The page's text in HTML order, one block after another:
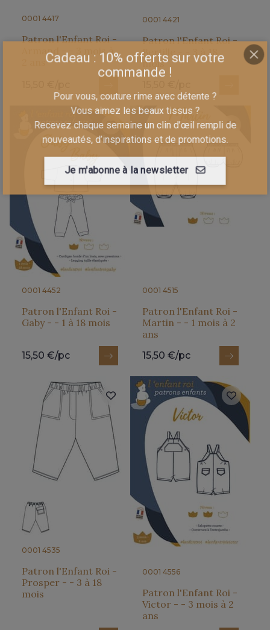
0001 4417
Patron l'Enfant Roi -
Armand - - 3 mois à
0001 4421
Patron l'Enfant Roi -
Bertille - - 3 à 18
mois
0001 4452
Patron l'Enfant Roi -
Gaby - - 1 à 18 mois
15,50 €/pc
0001 4515
Patron l'Enfant Roi -
Martin - - 1 mois à 2
ans
15,50 €/pc
0001 4535
Patron l'Enfant Roi -
Prosper - - 3 à 18
mois
0001 4556
Patron l'Enfant Roi -
Victor - - 3 mois à 2
ans
Cadeau : 10% offerts sur votre
commande !
Pour vous, couture rime avec détente ?
Vous aimez les beaux tissus ?
Recevez chaque semaine un clin d’œil rempli de
Je m'abonne à la newsletter